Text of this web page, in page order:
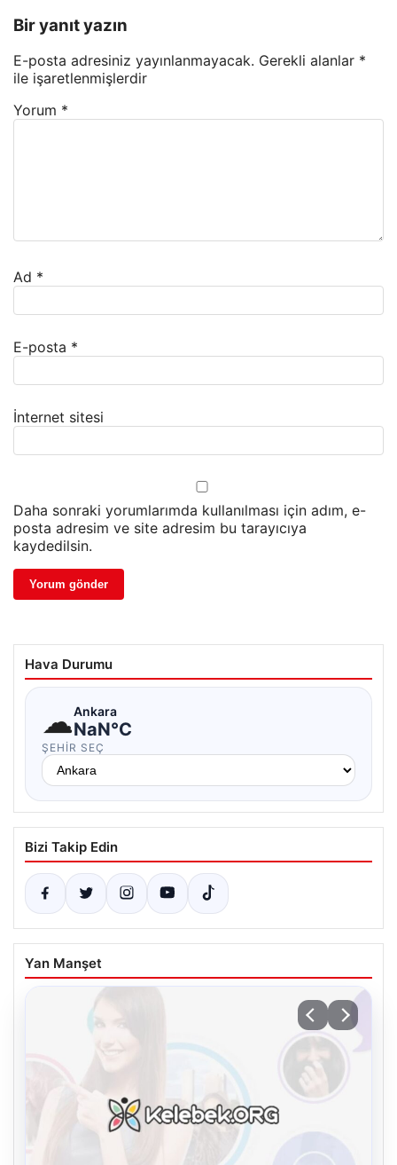
Bir yanıt yazın
E-posta adresiniz yayınlanmayacak. Gerekli alanlar *
ile işaretlenmişlerdir
Yorum *
Ad *
E-posta *
İnternet sitesi
Daha sonraki yorumlarımda kullanılması için adım, e-
posta adresim ve site adresim bu tarayıcıya
kaydedilsin.
Hava Durumu
☁Ankara
NaN°C
ŞEHIR SEÇ
Bizi Takip Edin
Yan Manşet